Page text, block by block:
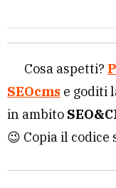
Cosa aspetti?
SEOcms e goditi
in ambito
😉 Copia il codice